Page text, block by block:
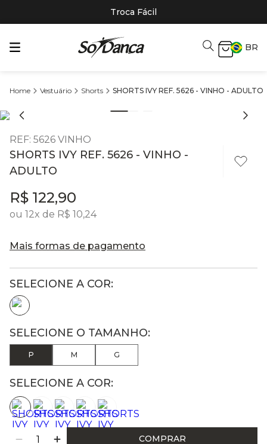
Troca Fácil
BR
Vestuário Shorts SHORTS IVY REF. 5626 - VINHO - ADULTO
REF: 5626 VINHO
SHORTS IVY REF. 5626 - VINHO -
ADULTO
R$ 122,90
ou 12x de R$ 10,24
Mais formas de pagamento
P M G
SELECIONE A COR:
COMPRAR